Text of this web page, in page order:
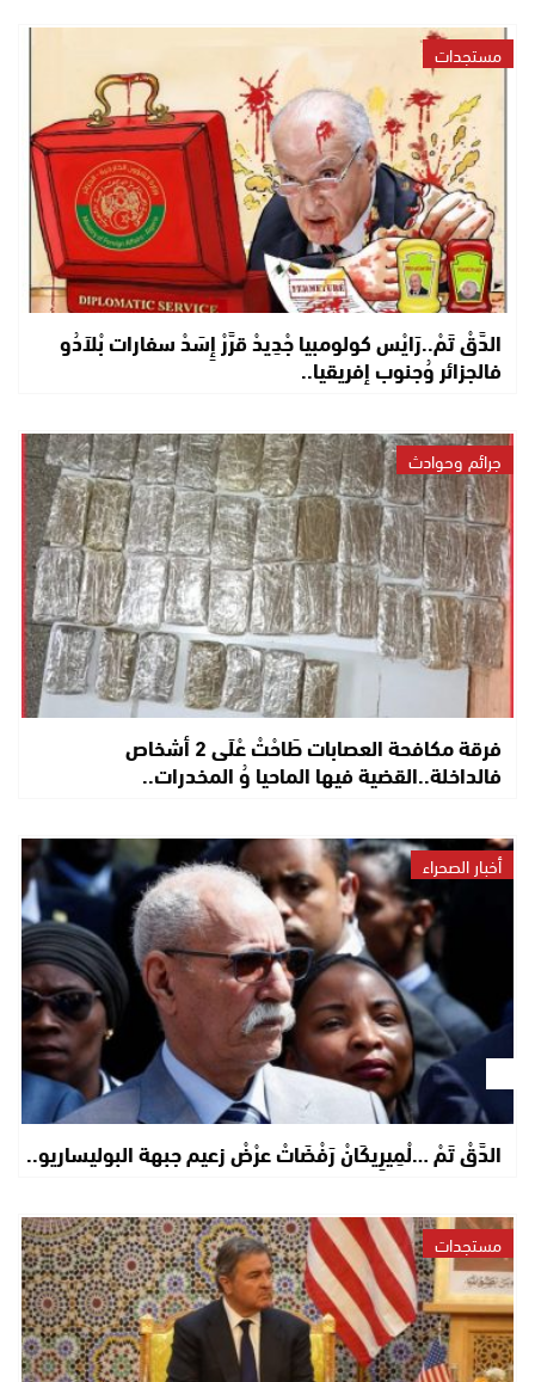
مستجدات
الدَّقْ تَمْ..رَايْس كولومبيا جْدِيدْ قرَّرْ إِسَدْ سفارات بْلاَدُو
فالجزائر وُجنوب إفريقيا..
جرائم وحوادث
فرقة مكافحة العصابات طَاحْتْ عْلَى 2 أشخاص
فالداخلة..القضية فيها الماحيا وُ المخدرات..
أخبار الصحراء
الدَّقْ تَمْ …لْمِيرِيكَانْ رَفْضَاتْ عرْضْ زعيم جبهة البوليساريو..
مستجدات